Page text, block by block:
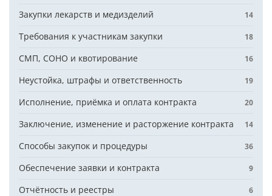
Закупки лекарств и медизделий 14
Требования к участникам закупки 18
СМП, СОНО и квотирование 16
Неустойка, штрафы и ответственность 19
Исполнение, приёмка и оплата контракта 20
Заключение, изменение и расторжение контракта 14
Способы закупок и процедуры 36
Обеспечение заявки и контракта 9
Отчётность и реестры 6